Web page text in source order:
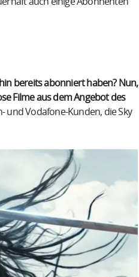
bereits abonniert haben? Nun,
Filme aus dem Angebot des
und Vodafone-Kunden, die Sky